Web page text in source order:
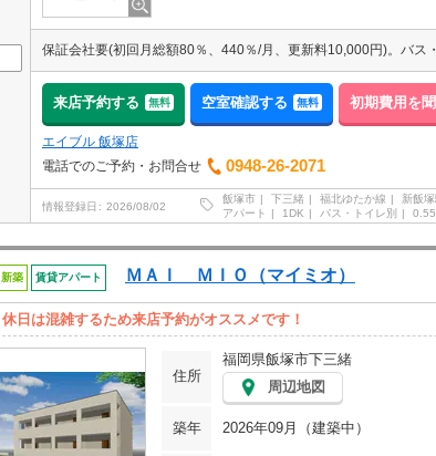
来店予約する 無料 空室確認する 無料 初期費用を聞
エイブル 飯塚店
電話でのご予約・お問合せ
0948-26-2071
情報登録日 2026/08/02
飯塚市 下三緒 福北ゆたか線 新飯塚
アパート
1DK バス・トイレ別 0.55
新築 賃貸アパート ＭＡＩ ＭＩＯ（マイミオ）
休日は混雑するため来店予約がオススメです！
住所
福岡県飯塚市下三緒
周辺地図
築年 2026年09月（建築中）